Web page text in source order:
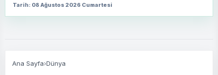
Tarih: 08 Ağustos 2026 Cumartesi
Ana Sayfa›Dünya